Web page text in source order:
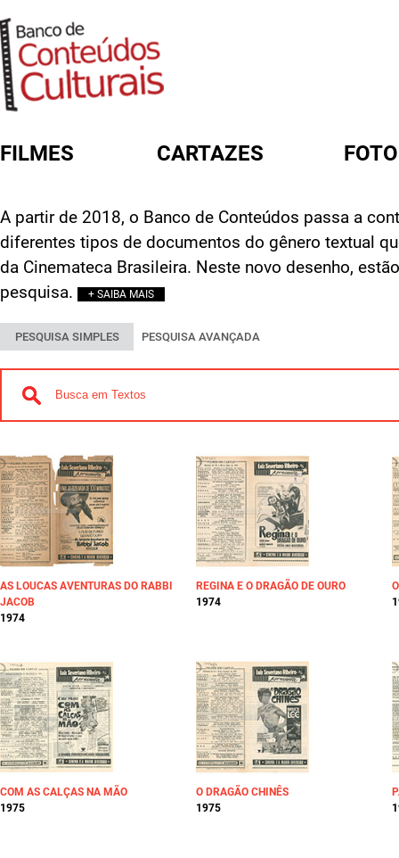
FILMES CARTAZES
A partir de 2018, o Banco de Conteúdos passa a
diferentes tipos de documentos do gênero textual
da Cinemateca Brasileira. Neste novo desenho,
pesquisa.
+ SAIBA MAIS
PESQUISA SIMPLES PESQUISA AVANÇADA
AS LOUCAS AVENTURAS DO RABBI
JACOB
1974
REGINA E O DRAGÃO DE OURO
1974
COM AS CALÇAS NA MÃO
1975
O DRAGÃO CHINÊS
1975
FORMULÁRIO DE BUSCA